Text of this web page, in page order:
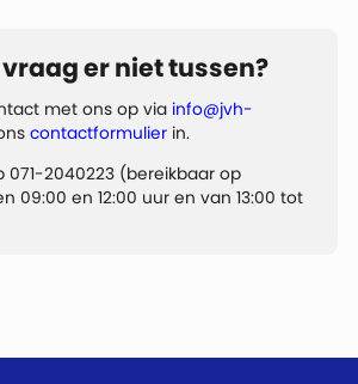
er niet tussen?
met ons op via info@jvh-
contactformulier in.
071-2040223 (bereikbaar op
09:00 en 12:00 uur en van 13:00 tot